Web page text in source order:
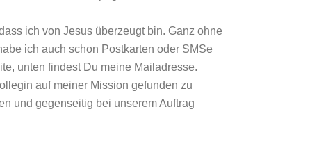
ich von Jesus überzeugt bin. Ganz ohne
ich auch schon Postkarten oder SMSe
unten findest Du meine Mailadresse.
auf meiner Mission gefunden zu
und gegenseitig bei unserem Auftrag